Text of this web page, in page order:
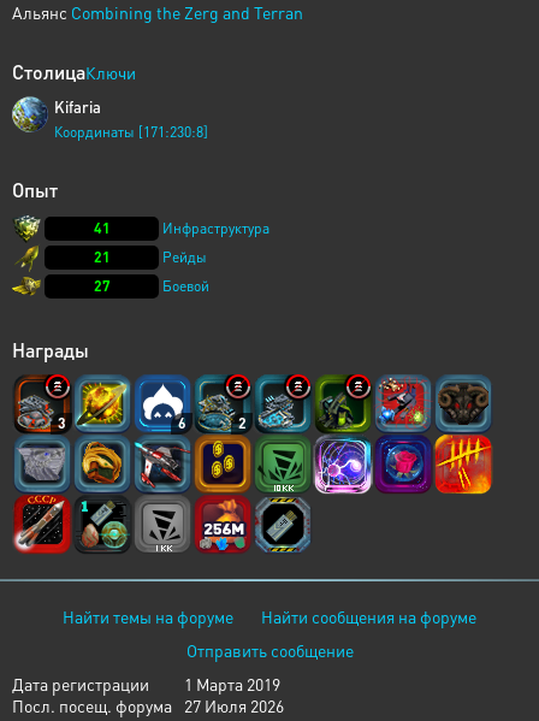
Альянс Combining the Zerg and Terran
СтолицаКлючи
Kifaria
Координаты [171:230:8]
Опыт
41
Инфраструктура
21
Рейды
27
Боевой
Награды
3 6 2
Найти темы на форуме
Найти сообщения на форуме
Отправить сообщение
Дата регистрации
1 Марта 2019
Посл. посещ. форума
27 Июля 2026